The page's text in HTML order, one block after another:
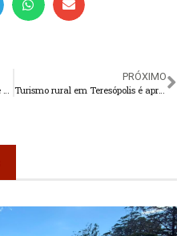
Vigilância Sanitária orienta sobre compra de pescado na Semana Santa
PRÓXIMO
Turismo rural em Teresópolis é apresentado no ExpoRio Turismo 2026